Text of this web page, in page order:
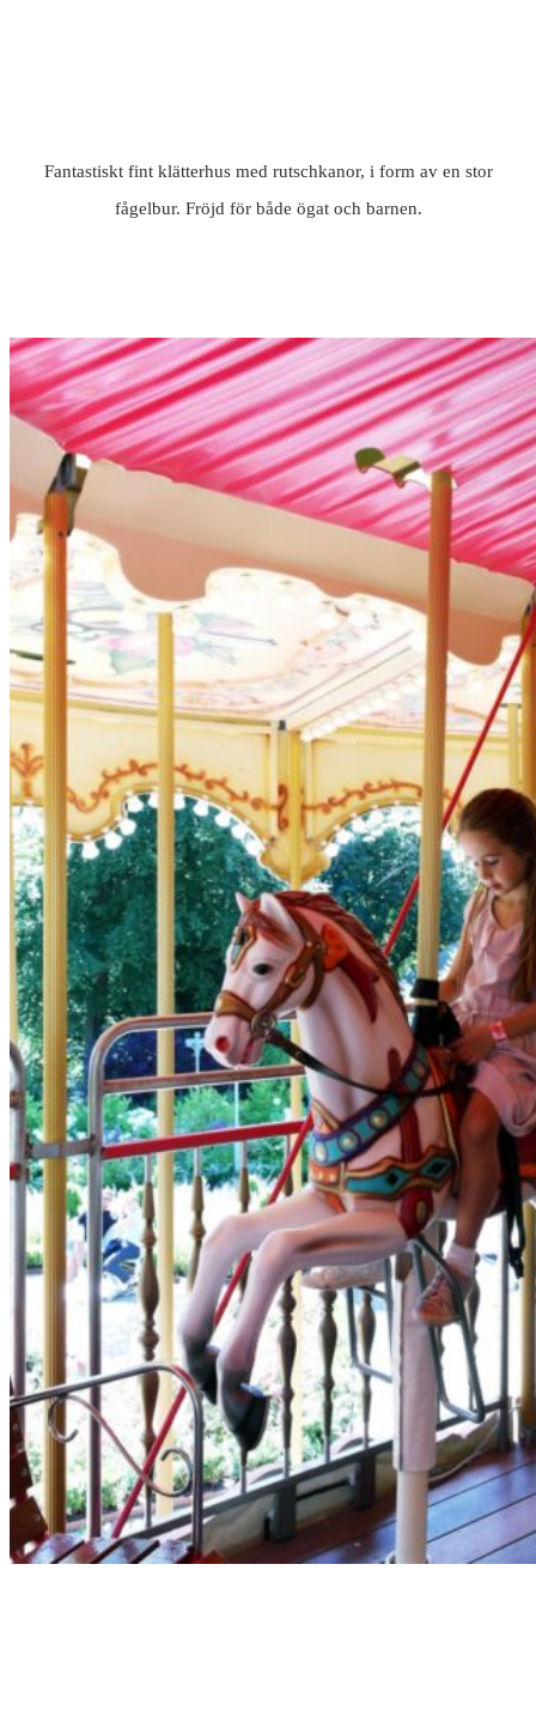
Fantastiskt fint klätterhus med rutschkanor, i form av en stor
fågelbur. Fröjd för både ögat och barnen.